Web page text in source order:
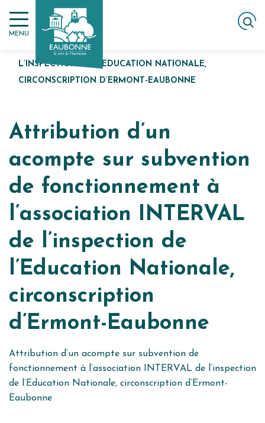
au
contenu
MENU
ACCUEIL
ATTRIBUTION D’UN ACOMPTE SUR SUBVENTION DE
FONCTIONNEMENT À L’ASSOCIATION INTERVAL DE
L’INSPECTION DE L’EDUCATION NATIONALE,
CIRCONSCRIPTION D’ERMONT-EAUBONNE
Attribution d’un
acompte sur subvention
de fonctionnement à
l’association INTERVAL
de l’inspection de
l’Education Nationale,
circonscription
d’Ermont-Eaubonne
Attribution d’un acompte sur subvention de
fonctionnement à l’association INTERVAL de l’inspection
de l’Education Nationale, circonscription d’Ermont-
Eaubonne